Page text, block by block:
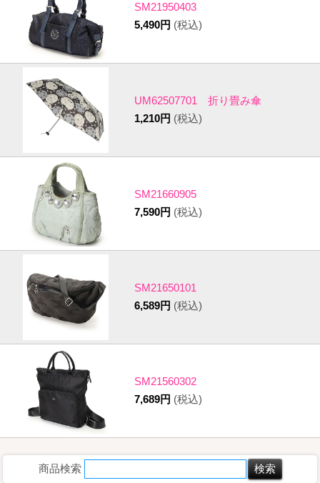
SM21950403
5,490円 (税込)
UM62507701 折り畳み傘
1,210円 (税込)
SM21660905
7,590円 (税込)
SM21650101
6,589円 (税込)
SM21560302
7,689円 (税込)
商品検索